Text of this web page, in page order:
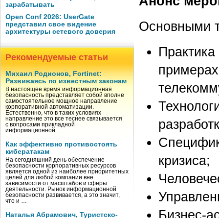
зарабатывать
Open Conf 2026: UserGate
представил свое видение
архитектуры сетевого доверия
Рекомендуемые статьи
Михаил Родионов, Fortinet:
Развиваясь по известным законам
В настоящее время информационная
безопасность представляет собой вполне
самостоятельное мощное направление
корпоративной автоматизации.
Естественно, что в таких условиях
направление это все теснее связывается
с вопросами прикладной
информационной …
Как эффективно противостоять
кибератакам
На сегодняшний день обеспечение
безопасности корпоративных ресурсов
является одной из наиболее приоритетных
целей для любой компании вне
зависимости от масштабов и сферы
деятельности. Рынок информационной
безопасности развивается, а это значит,
что и …
Наталья Абрамович, Туристско-
Основными
кризиса;
Бизнес-